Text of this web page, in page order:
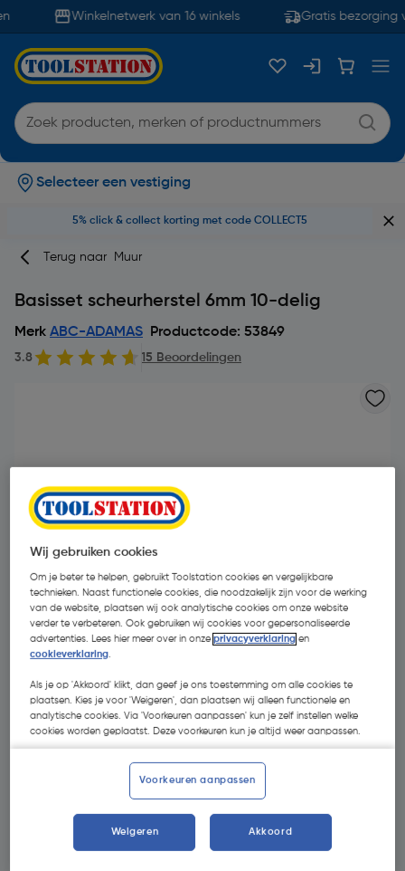
Winkelnetwerk van 16 winkels Gratis bezorging
Selecteer een vestiging
5% click & collect korting met code COLLECT5
Terug naar Muur
Basisset scheurherstel 6mm 10-delig
Merk ABC-ADAMAS Productcode: 53849
3.8 15 Beoordelingen
€ 156,00| Excl. btw € 128,93
Selecteer winkel - Bekijk voorraadniveaus en haal binnen 10
Selecteer vestiging
op voorraadvoor levering
morgen
Wij gebruiken cookies
Om je beter te helpen, gebruikt Toolstation cookies en vergelijkbare
technieken. Naast functionele cookies, die noodzakelijk zijn voor de werking
van de website, plaatsen wij ook analytische cookies om onze website
verder te verbeteren. Ook gebruiken wij cookies voor gepersonaliseerde
advertenties. Lees hier meer over in onzeprivacyverklaring en
cookieverklaring.
Als je op 'Akkoord' klikt, dan geef je ons toestemming om alle cookies te
plaatsen. Kies je voor 'Weigeren', dan plaatsen wij alleen functionele en
analytische cookies. Via 'Voorkeuren aanpassen' kun je zelf instellen welke
cookies worden geplaatst. Deze voorkeuren kun je altijd weer aanpassen.
Voorkeuren aanpassen
Weigeren Akkoord